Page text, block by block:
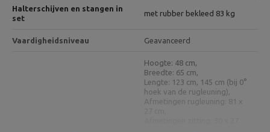
Halterschijven en stangen in
set
met rubber bekleed 83 kg
Vaardigheidsniveau Geavanceerd
Hoogte: 48 cm,
Breedte: 65 cm,
Lengte: 123 cm, 145 cm (bij 0°
hoek van de rugleuning),
Afmetingen rugleuning: 81 x